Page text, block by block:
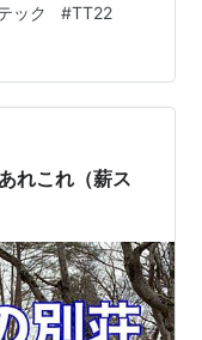
の薪ストーブを
けから巡航運転
るのですが、今
り易い約5分半を
がターマテック
ック #TT22
れこれ（薪ス